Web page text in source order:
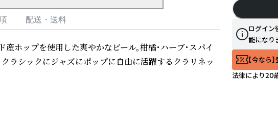
配送・送料
ップを使用した爽やかなビール。柑橘・ハーブ・スパイ
クラシックにジャズにポップに自由に活躍するクラリネッ
ログイン
能になり
【今なら
法律により20